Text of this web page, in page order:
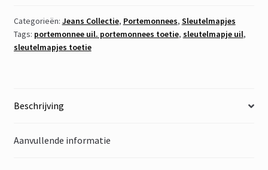
Categorieën: Jeans Collectie, Portemonnees, Sleutelmapjes
Tags: portemonnee uil. portemonnees toetie, sleutelmapje uil,
sleutelmapjes toetie
Beschrijving
Aanvullende informatie